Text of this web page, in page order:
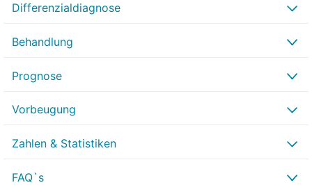
Differenzialdiagnose
Behandlung
Prognose
Vorbeugung
Zahlen & Statistiken
FAQ`s